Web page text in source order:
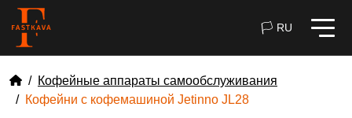
🏳 RU
Кофейные аппараты самообслуживания
Кофейни с кофемашиной Jetinno JL28